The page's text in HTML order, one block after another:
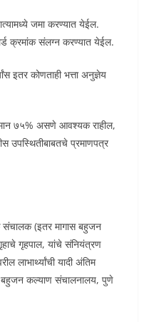
जमा करण्यात येईल.
क्रमांक संलग्न करण्यात येईल.
इतर कोणताही भत्ता अनुज्ञेय
किमान ७५% असणे आवश्यक राहील,
उपस्थितीबाबतचे प्रमाणपत्र
संचालक (इतर मागास बहुजन
गृहपाल, यांचे संनियंत्रण
लाभार्थ्यांची यादी अंतिम
बहुजन कल्याण संचालनालय, पुणे